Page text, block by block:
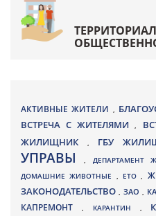
АКТИВНЫЕ ЖИТЕЛИ ,
ВСТРЕЧА С ЖИТЕЛЯМИ,
ЖИЛИЩНИК
, ГБУ
УПРАВЫ, ДЕПАРТАМЕНТ
ДОМАШНИЕ ЖИВОТНЫЕ , ЕТО,
ЗАКОНОДАТЕЛЬСТВО , ЗАО ,
КАПРЕМОНТ , КАРАНТИН ,